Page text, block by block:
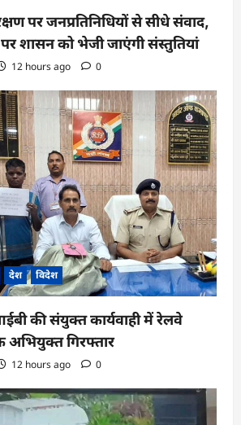
पर जनप्रतिनिधियों से सीधे संवाद,
शासन को भेजी जाएंगी संस्तुतियां
12 hours ago 0
देश विदेश
की संयुक्त कार्यवाही में रेलवे
गिरफ्तार
12 hours ago 0